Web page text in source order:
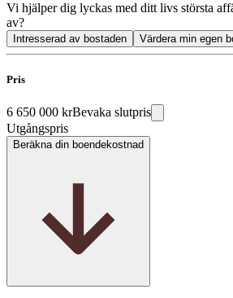
Vi hjälper dig lyckas med ditt livs största
av?
Intresserad av bostaden Värdera min egen
Pris
6 650 000 krBevaka slutpris
Utgångspris
Beräkna din boendekostnad